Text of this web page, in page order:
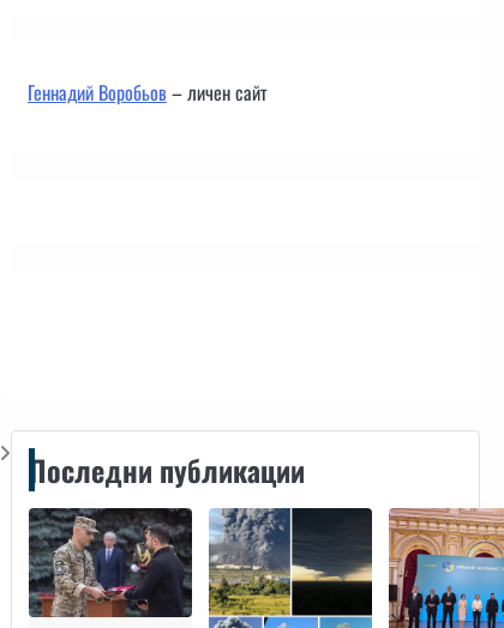
Геннадий Воробьов– личен сайт
Последни публикации